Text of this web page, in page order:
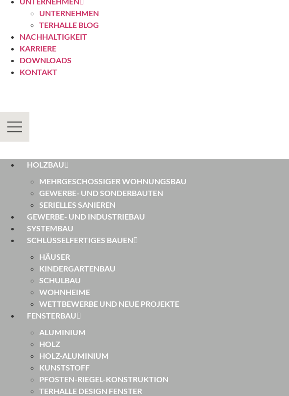
UNTERNEHMEN
TERHALLE BLOG
NACHHALTIGKEIT
KARRIERE
DOWNLOADS
KONTAKT
HOLZBAU
MEHRGESCHOSSIGER WOHNUNGSBAU
GEWERBE- UND SONDERBAUTEN
SERIELLES SANIEREN
GEWERBE- UND INDUSTRIEBAU
SYSTEMBAU
SCHLÜSSELFERTIGES BAUEN
HÄUSER
KINDERGARTENBAU
SCHULBAU
WOHNHEIME
WETTBEWERBE UND NEUE PROJEKTE
FENSTERBAU
ALUMINIUM
HOLZ
HOLZ-ALUMINIUM
KUNSTSTOFF
PFOSTEN-RIEGEL-KONSTRUKTION
TERHALLE DESIGN FENSTER